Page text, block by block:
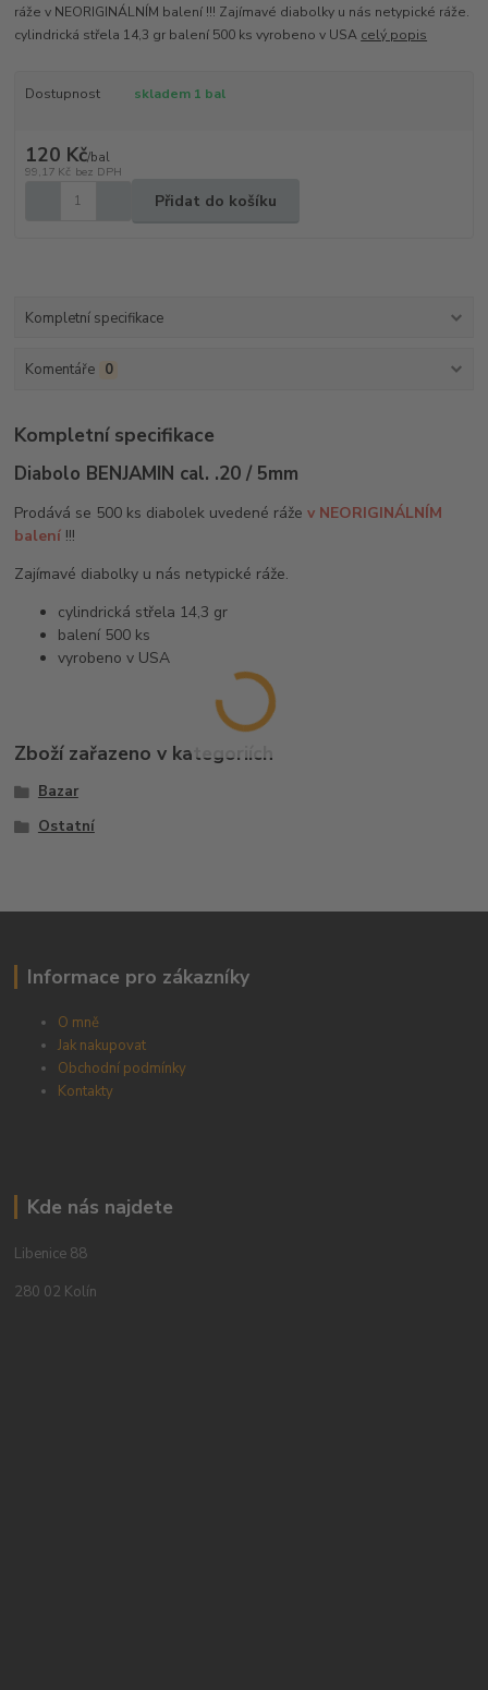
ráže v NEORIGINÁLNÍM balení !!! Zajímavé diabolky u nás netypické ráže.
cylindrická střela 14,3 gr balení 500 ks vyrobeno v USA celý popis
Dostupnost skladem 1 bal
120 Kč/bal
99,17 Kč bez DPH
Přidat do košíku
Kompletní specifikace
Komentáře 0
Kompletní specifikace
Diabolo BENJAMIN cal. .20 / 5mm
Prodává se 500 ks diabolek uvedené rážev NEORIGINÁLNÍM
balení !!!
Zajímavé diabolky u nás netypické ráže.
cylindrická střela 14,3 gr
balení 500 ks
vyrobeno v USA
Zboží zařazeno v kategoriích
Bazar
Ostatní
Informace pro zákazníky
O mně
Jak nakupovat
Obchodní podmínky
Kontakty
Kde nás najdete
Libenice 88
280 02 Kolín